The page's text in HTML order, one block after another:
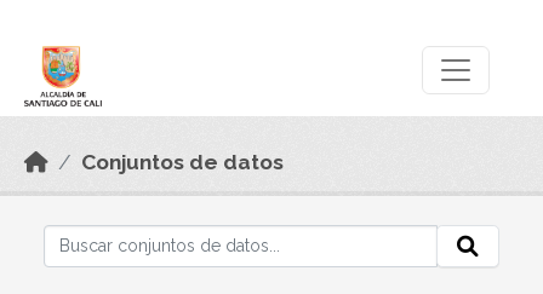
Conjuntos de datos